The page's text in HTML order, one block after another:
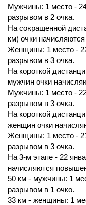
Мужчины: 1 место -
разрывом в 2 очка.
На сокращенной
км) очки
Женщины: 1 место -
разрывом в 3 очка.
На короткой
мужчин очки
Мужчины: 1 место -
разрывом в 3 очка.
На короткой
женщин очки
Женщины: 1 место -
разрывом в 3 очка.
На 3-м этапе - 22
начисляются
50 км - мужчины: 1
разрывом в 1 очко.
33 км - женщины: 1